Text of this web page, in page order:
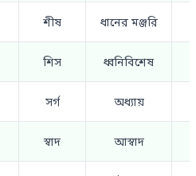
শীষ ধানের মঞ্জরি
শিস ধ্বনিবিশেষ
সর্গ অধ্যায়
স্বাদ আস্বাদ